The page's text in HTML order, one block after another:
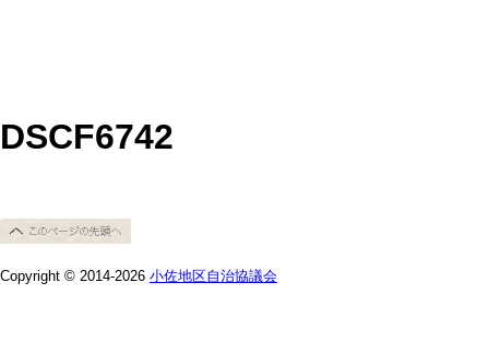
DSCF6742
Copyright © 2014-2026 小佐地区自治協議会